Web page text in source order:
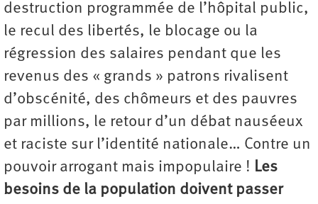
destruction programmée de l’hôpital public,
le recul des libertés, le blocage ou la
régression des salaires pendant que les
revenus des « grands » patrons rivalisent
d’obscénité, des chômeurs et des pauvres
par millions, le retour d’un débat nauséeux
et raciste sur l’identité nationale… Contre un
pouvoir arrogant mais impopulaire ! Les
besoins de la population doivent passer